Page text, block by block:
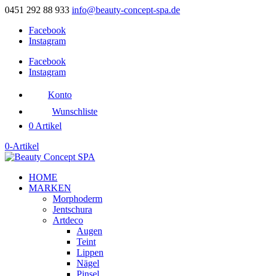
0451 292 88 933 info@beauty-concept-spa.de
Facebook
Instagram
Facebook
Instagram
Konto
Wunschliste
0 Artikel
0-Artikel
HOME
MARKEN
Morphoderm
Jentschura
Artdeco
Augen
Teint
Lippen
Nägel
Pinsel